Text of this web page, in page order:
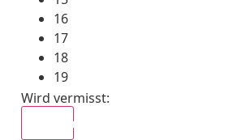
16
17
18
19
Wird vermisst: